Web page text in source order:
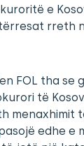
e
rreth
FOL tha se
të
menaxhimit
edhe e